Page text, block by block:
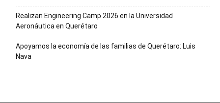
Realizan Engineering Camp 2026 en la Universidad
Aeronáutica en Querétaro
Apoyamos la economía de las familias de Querétaro: Luis
Nava